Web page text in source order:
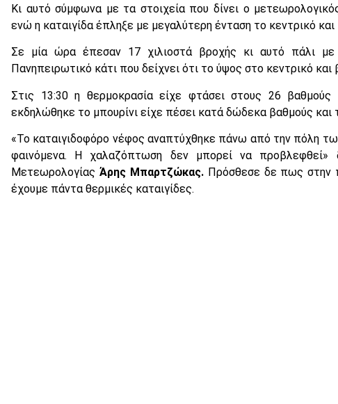
Κι αυτό σύμφωνα με τα στοιχεία που δίνει ο
ενώ η καταιγίδα έπληξε με μεγαλύτερη ένταση το κεντρικό
Σε μία ώρα έπεσαν 17 χιλιοστά βροχής κι αυτό πάλι
Πανηπειρωτικό κάτι που δείχνει ότι το ύψος στο κεντρικό
Στις 13:30 η θερμοκρασία είχε φτάσει στους 26
εκδηλώθηκε το μπουρίνι είχε πέσει κατά δώδεκα βαθμούς και
«Το καταιγιδοφόρο νέφος αναπτύχθηκε πάνω από την πόλη
φαινόμενα. Η χαλαζόπτωση δεν μπορεί να
Μετεωρολογίας Άρης Μπαρτζώκας.Πρόσθεσε δε πως στην
έχουμε πάντα θερμικές καταιγίδες.